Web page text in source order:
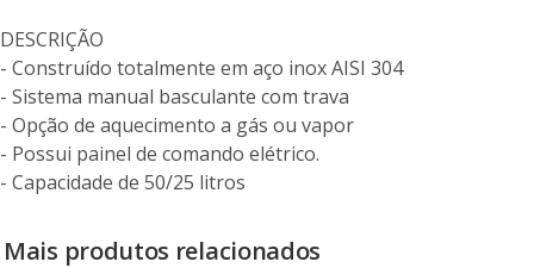
DESCRIÇÃO
- Construído totalmente em aço inox AISI 304
- Sistema manual basculante com trava
- Opção de aquecimento a gás ou vapor
- Possui painel de comando elétrico.
- Capacidade de 50/25 litros
Mais produtos relacionados